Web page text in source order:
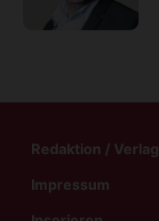
Redaktion / Verlag
Impressum